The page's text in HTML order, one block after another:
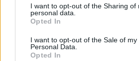
not limited to your visit or usage
grant or deny consent to Google and
use your data for below specified
consent section.
I want to opt-out of the Sharing of
personal data.
Opted In
I want to opt-out of the Sale of my
Personal Data.
Opted In
Νοημοσύνη στα χέρια
περισσότερων ανθρώπων.
μειώσουμε το κόστος
να τον κάνουμε άφθονο